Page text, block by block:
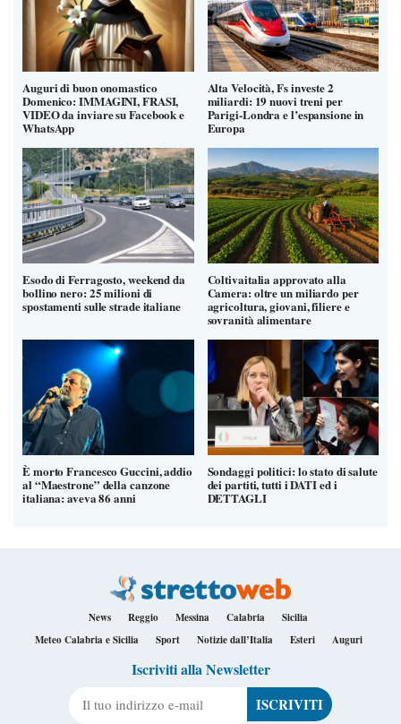
Auguri di buon onomastico
Domenico: IMMAGINI, FRASI,
VIDEO da inviare su Facebook e
WhatsApp
Alta Velocità, Fs investe 2
miliardi: 19 nuovi treni per
Parigi-Londra e l’espansione in
Europa
Esodo di Ferragosto, weekend da
bollino nero: 25 milioni di
spostamenti sulle strade italiane
Coltivaitalia approvato alla
Camera: oltre un miliardo per
agricoltura, giovani, filiere e
sovranità alimentare
È morto Francesco Guccini, addio
al “Maestrone” della canzone
italiana: aveva 86 anni
Sondaggi politici: lo stato di salute
dei partiti, tutti i DATI ed i
DETTAGLI
News Reggio Messina Calabria
Sicilia
Meteo Calabria e Sicilia
Sport Notizie dall’Italia Esteri Auguri
Iscriviti alla Newsletter